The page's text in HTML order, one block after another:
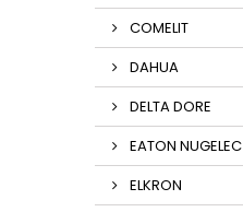
COMELIT
DAHUA
DELTA DORE
EATON NUGELEC
ELKRON